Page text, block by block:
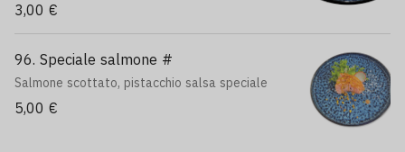
3,00 €
96. Speciale salmone #
Salmone scottato, pistacchio salsa speciale
5,00 €